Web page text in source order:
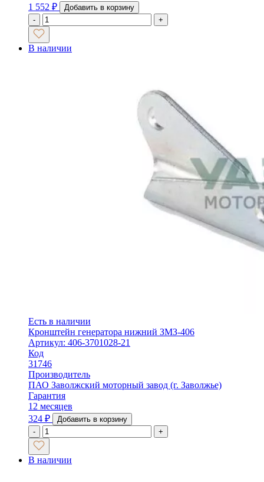
1 552 ₽
Добавить в корзину
-
+
В наличии
Есть в наличии
Кронштейн генератора нижний ЗМЗ-406
Артикул: 406-3701028-21
Код
31746
Производитель
ПАО Заволжский моторный завод (г. Заволжье)
Гарантия
12 месяцев
324 ₽
Добавить в корзину
-
+
В наличии